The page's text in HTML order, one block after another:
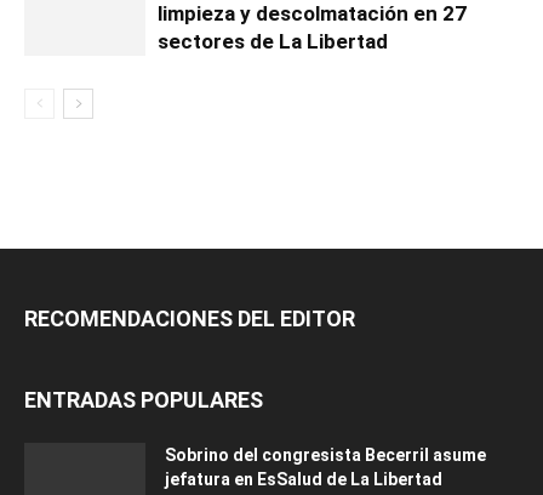
limpieza y descolmatación en 27
sectores de La Libertad
RECOMENDACIONES DEL EDITOR
ENTRADAS POPULARES
Sobrino del congresista Becerril asume
jefatura en EsSalud de La Libertad